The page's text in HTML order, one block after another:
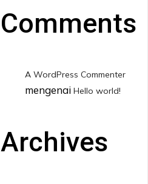
Comments
A WordPress Commenter
mengenaiHello world!
Archives